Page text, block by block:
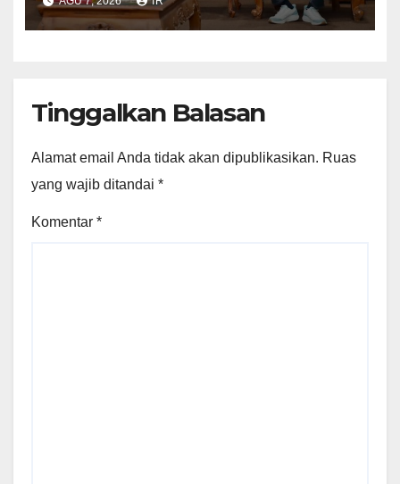
Pendidikan hingga Investasi
Tinggalkan Balasan
Alamat email Anda tidak akan dipublikasikan. Ruas
yang wajib ditandai *
Komentar *